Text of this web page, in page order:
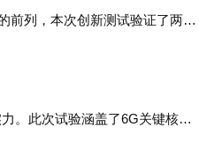
准兼容，还通过软件代理
前列，本次创新测试验证了两种
。此次试验涵盖了6G关键核心
构建空…